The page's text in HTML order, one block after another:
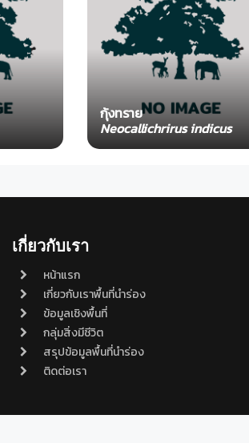
กุ้งทราย
Neocallichrirus indicus
เกี่ยวกับเรา
หน้าแรก
เกี่ยวกับเราพื้นที่นำร่อง
ข้อมูลเชิงพื้นที่
กลุ่มสิ่งมีชีวิต
สรุปข้อมูลพื้นที่นำร่อง
ติดต่อเรา